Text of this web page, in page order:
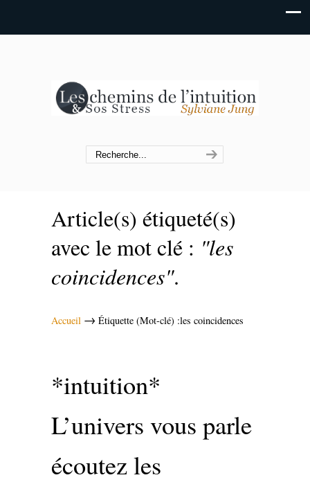
Article(s) étiqueté(s)
avec le mot clé : "les
coincidences".
Accueil → Étiquette (Mot-clé) :les coincidences
*intuition*
L’univers vous parle
écoutez les